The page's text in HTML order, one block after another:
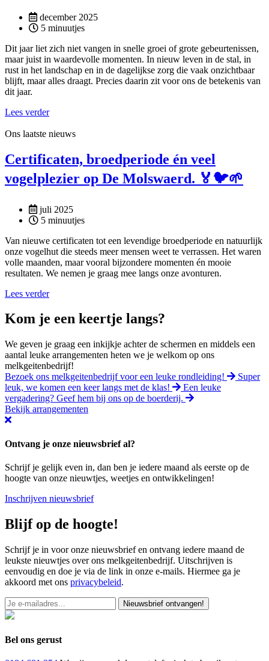
december 2025
5 minuutjes
Dit jaar liet zich niet vangen in snelle groei of grote gebeurtenissen,
maar juist in waardevolle momenten. In nieuw leven in de stal, in
rust in het landschap en in de dagelijkse zorg die vaak onzichtbaar
blijft, maar alles draagt. Precies daarin zit voor ons de betekenis van
dit jaar.
Lees verder
Ons laatste nieuws
Certificaten, broedperiode én veel
vogelplezier op De Molswaerd. 🏅🐦🌱
juli 2025
5 minuutjes
Van nieuwe certificaten tot een levendige broedperiode en natuurlijk
onze vogelhut die steeds meer mensen weet te verrassen. Het waren
volle maanden, maar vooral bijzondere momenten én mooie
resultaten. We nemen je graag mee langs onze avonturen.
Lees verder
Kom je een keertje langs?
We geven je graag een inkijkje achter de schermen en middels een
aantal leuke arrangementen heten we je welkom op ons
melkgeitenbedrijf!
Bezoek ons melkgeitenbedrijf voor een leuke rondleiding!
Super
leuk, we komen een keer langs met de klas!
Een leuke
vergadering? Geef hem bij ons op de boerderij.
Bekijk arrangementen
Ontvang je onze nieuwsbrief al?
Schrijf je gelijk even in, dan ben je iedere maand als eerste op de
hoogte van onze nieuwtjes, weetjes en ontwikkelingen!
Inschrijven nieuwsbrief
Blijf op de hoogte!
Schrijf je in voor onze nieuwsbrief en ontvang iedere maand de
leukste nieuwtjes over ons melkgeitenbedrijf. Uitschrijven is
eenvoudig en doe je via de link in onze e-mails. Hiermee ga je
akkoord met ons privacybeleid.
Nieuwsbrief ontvangen!
Bel ons gerust